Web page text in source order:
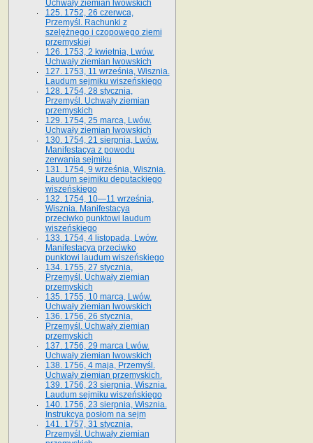
Uchwały ziemian lwowskich
125. 1752, 26 czerwca,
Przemyśl. Rachunki z
szelężnego i czopowego ziemi
przemyskiej
126. 1753, 2 kwietnia, Lwów.
Uchwały ziemian lwowskich
127. 1753, 11 września, Wisznia.
Laudum sejmiku wiszeńskiego
128. 1754, 28 stycznia,
Przemyśl. Uchwały ziemian
przemyskich
129. 1754, 25 marca, Lwów.
Uchwały ziemian lwowskich
130. 1754, 21 sierpnia, Lwów.
Manifestacya z powodu
zerwania sejmiku
131. 1754, 9 września, Wisznia.
Laudum sejmiku deputackiego
wiszeńskiego
132. 1754, 10—11 września,
Wisznia. Manifestacya
przeciwko punktowi laudum
wiszeńskiego
133. 1754, 4 listopada, Lwów.
Manifestacya przeciwko
punktowi laudum wiszeńskiego
134. 1755, 27 stycznia,
Przemyśl. Uchwały ziemian
przemyskich
135. 1755, 10 marca, Lwów.
Uchwały ziemian lwowskich
136. 1756, 26 stycznia,
Przemyśl. Uchwały ziemian
przemyskich
137. 1756, 29 marca Lwów.
Uchwały ziemian lwowskich
138. 1756, 4 maja, Przemyśl.
Uchwały ziemian przemyskich.
139. 1756, 23 sierpnia, Wisznia.
Laudum sejmiku wiszeńskiego
140. 1756, 23 sierpnia, Wisznia.
Instrukcya posłom na sejm
141. 1757, 31 stycznia,
Przemyśl. Uchwały ziemian